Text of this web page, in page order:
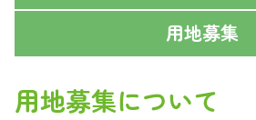
用地募集
用地募集について